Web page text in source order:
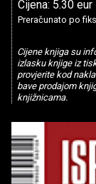
Cijena: 5.30 eur
Preračunato po
Cijene knjiga su
izlasku knjige iz
provjerite kod
bave prodajom
knjižnicama.